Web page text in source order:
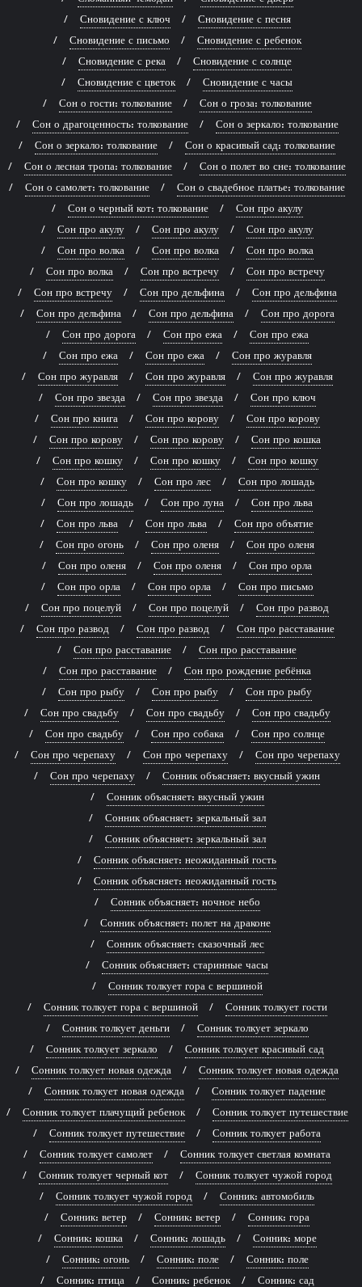
Сновидение с ключ
Сновидение с песня
Сновидение с письмо
Сновидение с ребенок
Сновидение с река
Сновидение с солнце
Сновидение с цветок
Сновидение с часы
Сон о гости: толкование
Сон о гроза: толкование
Сон о драгоценность: толкование
Сон о зеркало: толкование
Сон о зеркало: толкование
Сон о красивый сад: толкование
Сон о лесная тропа: толкование
Сон о полет во сне: толкование
Сон о самолет: толкование
Сон о свадебное платье: толкование
Сон о черный кот: толкование
Сон про акулу
Сон про акулу
Сон про акулу
Сон про акулу
Сон про волка
Сон про волка
Сон про волка
Сон про волка
Сон про встречу
Сон про встречу
Сон про встречу
Сон про дельфина
Сон про дельфина
Сон про дельфина
Сон про дельфина
Сон про дорога
Сон про дорога
Сон про ежа
Сон про ежа
Сон про ежа
Сон про ежа
Сон про журавля
Сон про журавля
Сон про журавля
Сон про журавля
Сон про звезда
Сон про звезда
Сон про ключ
Сон про книга
Сон про корову
Сон про корову
Сон про корову
Сон про корову
Сон про кошка
Сон про кошку
Сон про кошку
Сон про кошку
Сон про кошку
Сон про лес
Сон про лошадь
Сон про лошадь
Сон про луна
Сон про льва
Сон про льва
Сон про льва
Сон про объятие
Сон про огонь
Сон про оленя
Сон про оленя
Сон про оленя
Сон про оленя
Сон про орла
Сон про орла
Сон про орла
Сон про письмо
Сон про поцелуй
Сон про поцелуй
Сон про развод
Сон про развод
Сон про развод
Сон про расставание
Сон про расставание
Сон про расставание
Сон про расставание
Сон про рождение ребёнка
Сон про рыбу
Сон про рыбу
Сон про рыбу
Сон про свадьбу
Сон про свадьбу
Сон про свадьбу
Сон про свадьбу
Сон про собака
Сон про солнце
Сон про черепаху
Сон про черепаху
Сон про черепаху
Сон про черепаху
Сонник объясняет: вкусный ужин
Сонник объясняет: вкусный ужин
Сонник объясняет: зеркальный зал
Сонник объясняет: зеркальный зал
Сонник объясняет: неожиданный гость
Сонник объясняет: неожиданный гость
Сонник объясняет: ночное небо
Сонник объясняет: полет на драконе
Сонник объясняет: сказочный лес
Сонник объясняет: старинные часы
Сонник толкует гора с вершиной
Сонник толкует гора с вершиной
Сонник толкует гости
Сонник толкует деньги
Сонник толкует зеркало
Сонник толкует зеркало
Сонник толкует красивый сад
Сонник толкует новая одежда
Сонник толкует новая одежда
Сонник толкует новая одежда
Сонник толкует падение
Сонник толкует плачущий ребенок
Сонник толкует путешествие
Сонник толкует путешествие
Сонник толкует работа
Сонник толкует самолет
Сонник толкует светлая комната
Сонник толкует черный кот
Сонник толкует чужой город
Сонник толкует чужой город
Сонник: автомобиль
Сонник: ветер
Сонник: ветер
Сонник: гора
Сонник: кошка
Сонник: лошадь
Сонник: море
Сонник: огонь
Сонник: поле
Сонник: поле
Сонник: птица
Сонник: ребенок
Сонник: сад